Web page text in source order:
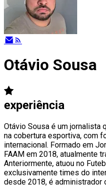
Otávio Sousa
experiência
Otávio Sousa é um jornalista
na cobertura esportiva, com
internacional. Formado em
FAAM em 2018, atualmente
Anteriormente, atuou no
exclusivamente times do
desde 2018, é administrador